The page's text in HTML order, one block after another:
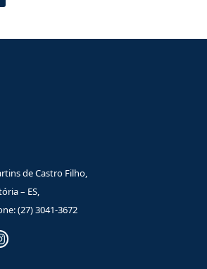
de Castro Filho,
– ES,
(27) 3041-3672